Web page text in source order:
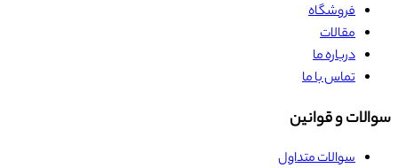
فروشگاه
مقالات
درباره ما
تماس با ما
سوالات و قوانین
سوالات متداول